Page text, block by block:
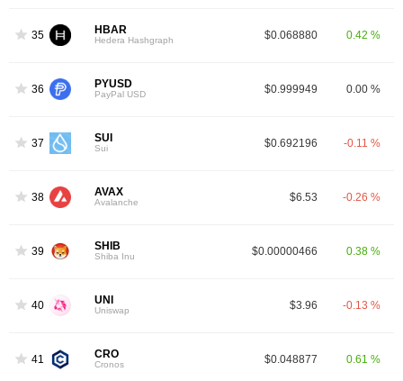
35 HBAR
Hedera Hashgraph $0.068880 0.42 %
36 PYUSD
PayPal USD $0.999949 0.00 %
37 SUI
Sui $0.692196 -0.11 %
38 AVAX
Avalanche $6.53 -0.26 %
39 SHIB
Shiba Inu $0.00000466 0.38 %
40 UNI
Uniswap $3.96 -0.13 %
41 CRO
Cronos $0.048877 0.61 %